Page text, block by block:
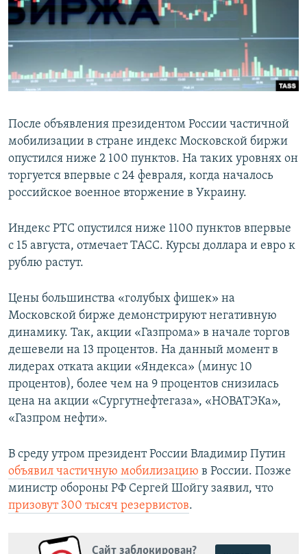
ПОБЕДИТЕЛЕЙ НЕ СУДЯТ?
КРЫМ.НЕПОКОРЕННЫЙ
УКРАИНСКАЯ ПРОБЛЕМА КРЫМА
ПРИСОЕДИНЯЙТЕСЬ!
После объявления президентом России частичной
мобилизации в стране индекс Московской биржи
опустился ниже 2 100 пунктов. На таких уровнях он
торгуется впервые с 24 февраля, когда началось
российское военное вторжение в Украину.
Индекс РТС опустился ниже 1100 пунктов впервые
с 15 августа, отмечает ТАСС. Курсы доллара и евро к
рублю растут.
Цены большинства «голубых фишек» на
Московской бирже демонстрируют негативную
динамику. Так, акции «Газпрома» в начале торгов
дешевели на 13 процентов. На данный момент в
лидерах отката акции «Яндекса» (минус 10
процентов), более чем на 9 процентов снизилась
цена на акции «Сургутнефтегаза», «НОВАТЭКа»,
«Газпром нефти».
В среду утром президент России Владимир Путин
объявил частичную мобилизацию в России. Позже
министр обороны РФ Сергей Шойгу заявил, что
призовут 300 тысяч резервистов.
Сайт заблокирован?